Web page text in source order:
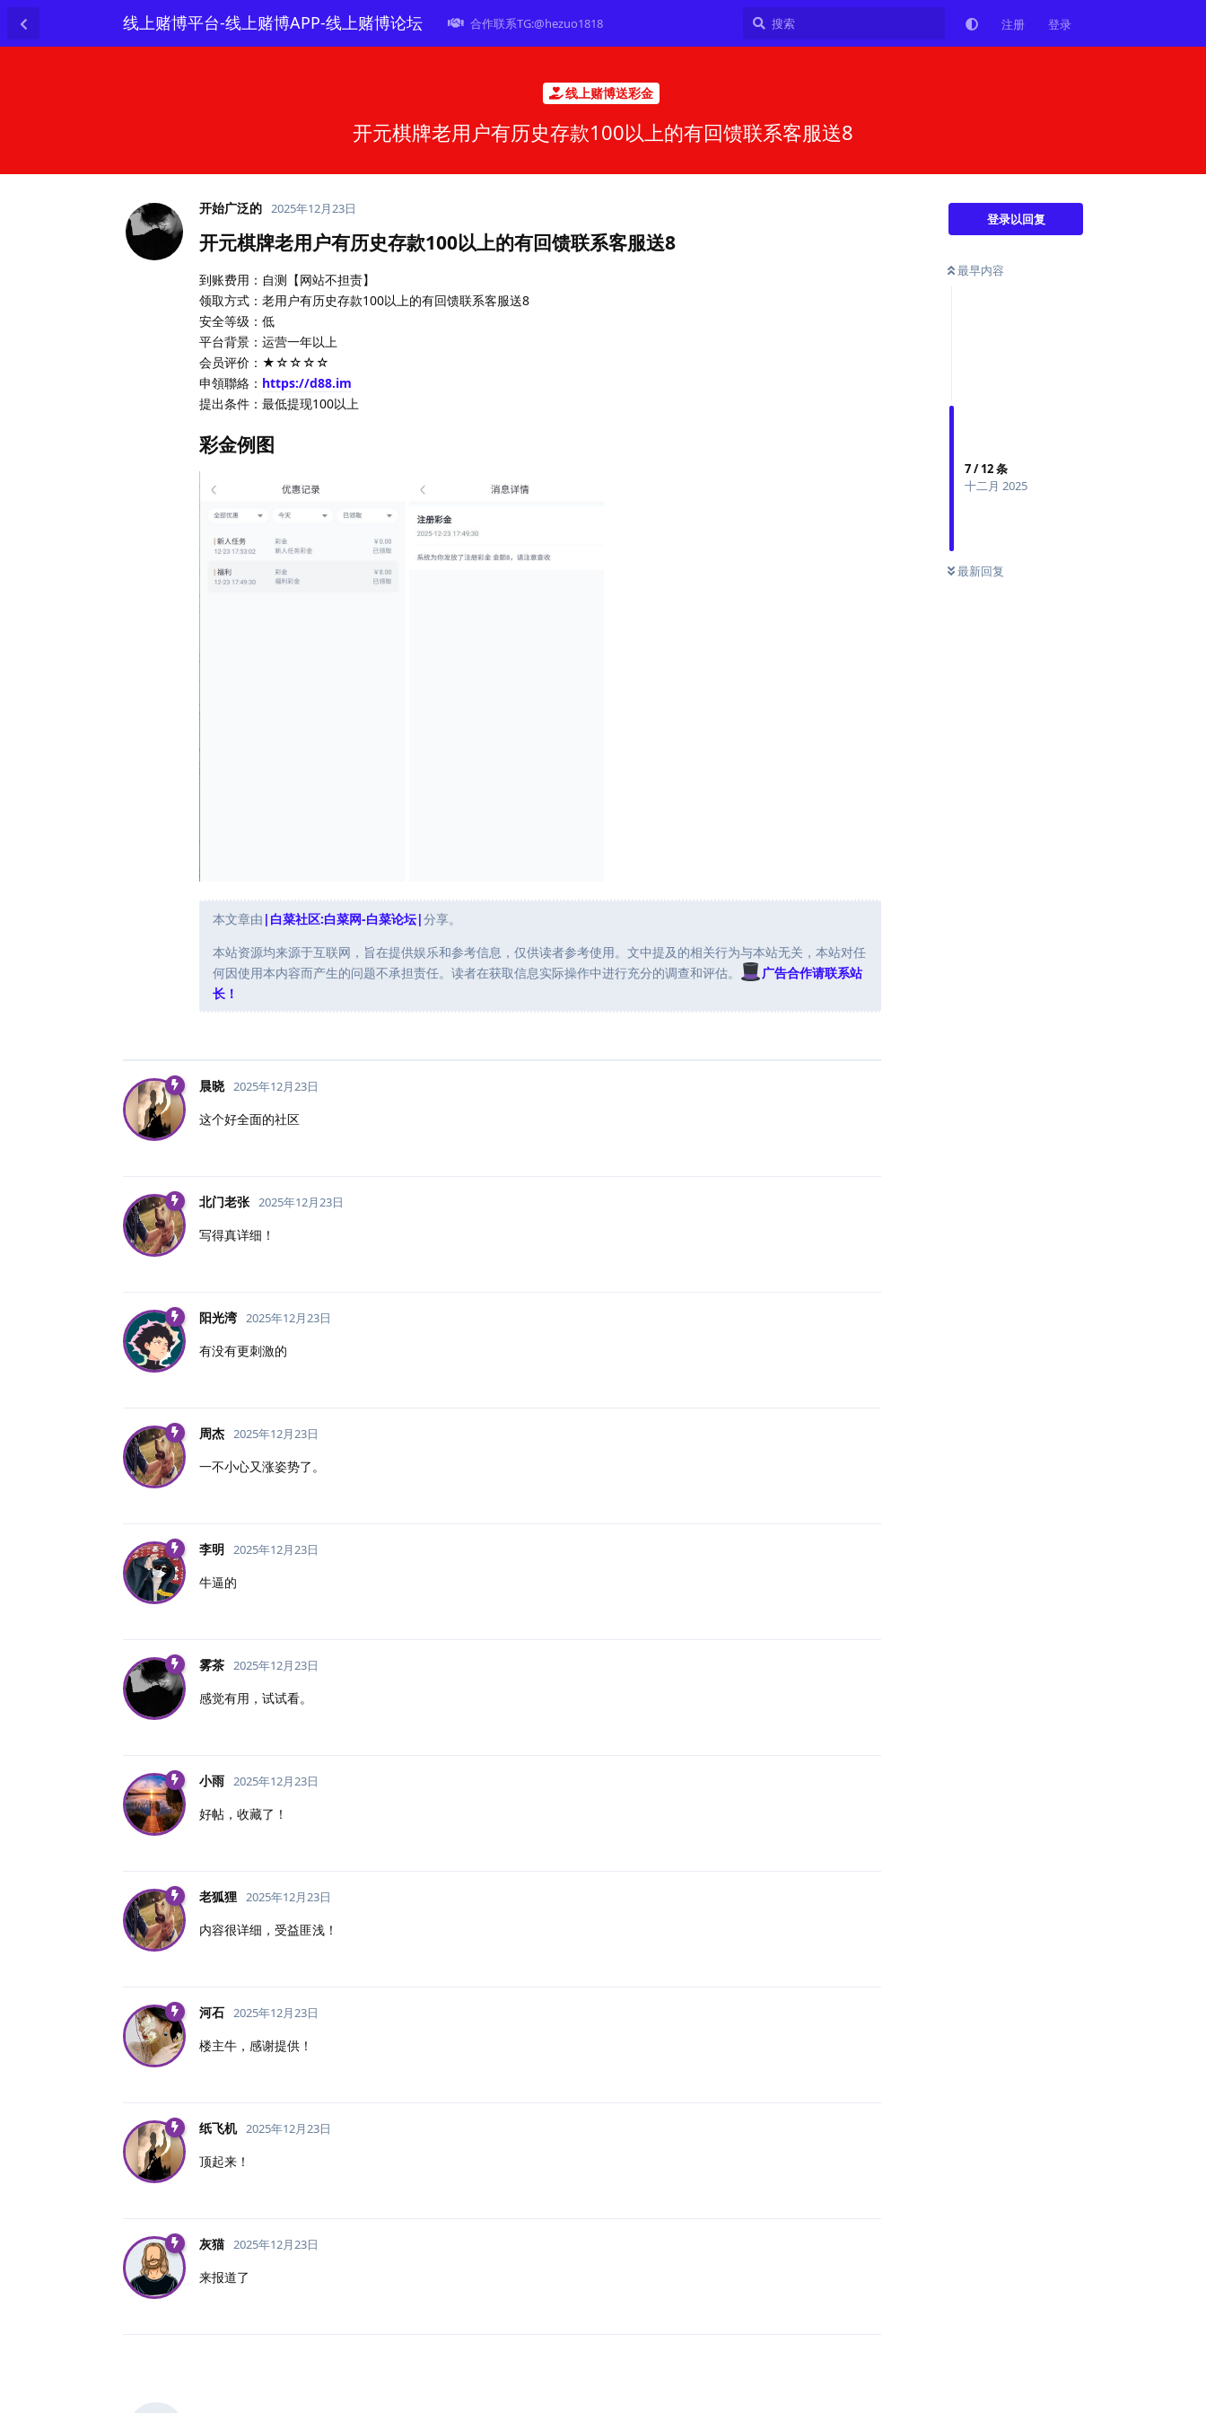
线上赌博平台-线上赌博APP-线上赌博论坛 合作联系TG:@hezuo1818 注册 登录
线上赌博送彩金
开元棋牌老用户有历史存款100以上的有回馈联系客服送8
登录以回复
最早内容
7/12条
十二月 2025
最新回复
开始广泛的 2025年12月23日
开元棋牌老用户有历史存款100以上的有回馈联系客服送8
到账费用：自测【网站不担责】
领取方式：老用户有历史存款100以上的有回馈联系客服送8
安全等级：低
平台背景：运营一年以上
会员评价：★☆☆☆☆
申領聯絡： https://d88.im
提出条件：最低提现100以上
彩金例图
本文章由 |白菜社区:白菜网-白菜论坛|分享。
本站资源均来源于互联网，旨在提供娱乐和参考信息，仅供读者参考使用。文中提及的相关行为与本站无关，本站对任
何因使用本内容而产生的问题不承担责任。读者在获取信息实际操作中进行充分的调查和评估。
广告合作请联系站
长！
晨晓 2025年12月23日
这个好全面的社区
北门老张 2025年12月23日
写得真详细！
阳光湾 2025年12月23日
有没有更刺激的
周杰 2025年12月23日
一不小心又涨姿势了。
李明 2025年12月23日
牛逼的
雾茶 2025年12月23日
感觉有用，试试看。
小雨 2025年12月23日
好帖，收藏了！
老狐狸 2025年12月23日
内容很详细，受益匪浅！
河石 2025年12月23日
楼主牛，感谢提供！
纸飞机 2025年12月23日
顶起来！
灰猫 2025年12月23日
来报道了